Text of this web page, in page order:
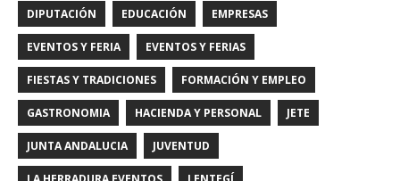
DIPUTACIÓN EDUCACIÓN EMPRESAS
EVENTOS Y FERIA EVENTOS Y FERIAS
FIESTAS Y TRADICIONES FORMACIÓN Y EMPLEO
GASTRONOMIA HACIENDA Y PERSONAL JETE
JUNTA ANDALUCIA JUVENTUD